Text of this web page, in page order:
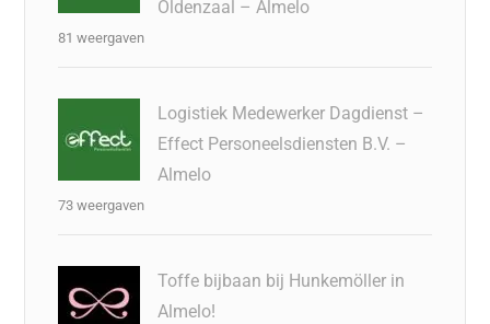
Oldenzaal – Almelo
81 weergaven
Logistiek Medewerker Dagdienst –
Effect Personeelsdiensten B.V. –
Almelo
73 weergaven
Toffe bijbaan bij Hunkemöller in
Almelo!